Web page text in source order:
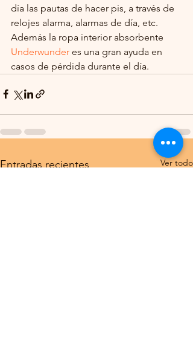
día las pautas de hacer pis, a través de
relojes alarma, alarmas de día, etc.
Además la ropa interior absorbente
Underwunder es una gran ayuda en
casos de pérdida durante el día.
Entradas recientes Ver todo